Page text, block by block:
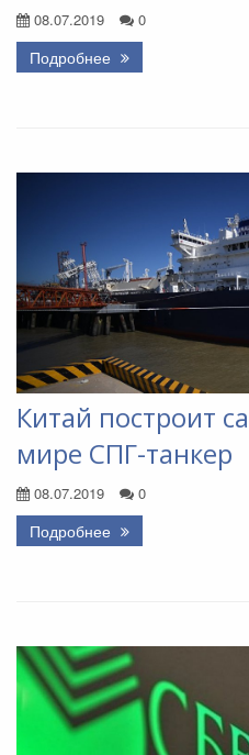
08.07.2019 0
Подробнее
Китай построит
мире СПГ-танкер
08.07.2019 0
Подробнее